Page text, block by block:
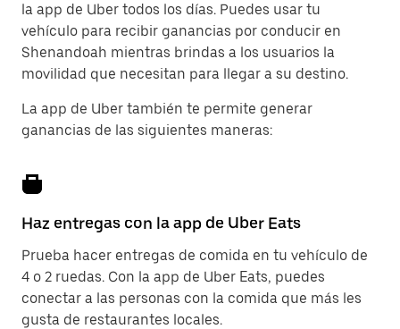
la app de Uber todos los días. Puedes usar tu
vehículo para recibir ganancias por conducir en
Shenandoah mientras brindas a los usuarios la
movilidad que necesitan para llegar a su destino.
La app de Uber también te permite generar
ganancias de las siguientes maneras:
Haz entregas con la app de Uber Eats
Prueba hacer entregas de comida en tu vehículo de
4 o 2 ruedas. Con la app de Uber Eats, puedes
conectar a las personas con la comida que más les
gusta de restaurantes locales.